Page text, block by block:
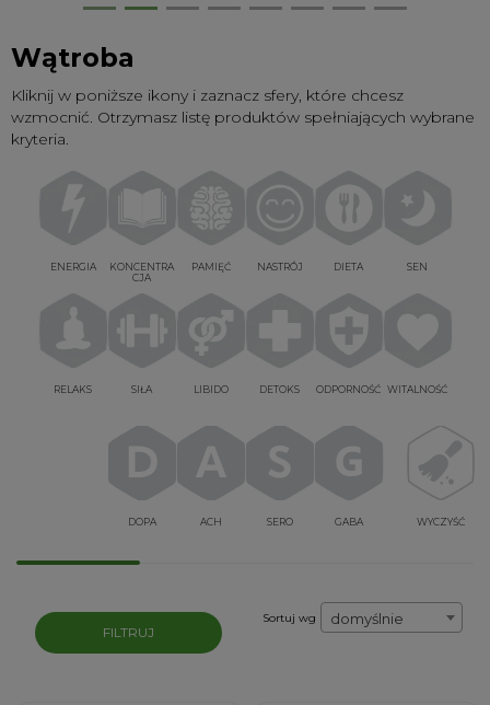
Wątroba
Kliknij w poniższe ikony i zaznacz sfery, które chcesz
wzmocnić. Otrzymasz listę produktów spełniających wybrane
kryteria.
ENERGIA
KONCENTRA
CJA
PAMIĘĆ NASTRÓJ DIETA SEN
RELAKS SIŁA LIBIDO DETOKS ODPORNOŚĆ WITALNOŚĆ
DOPA ACH SERO GABA WYCZYŚĆ
FILTRUJ
Sortuj wg domyślnie